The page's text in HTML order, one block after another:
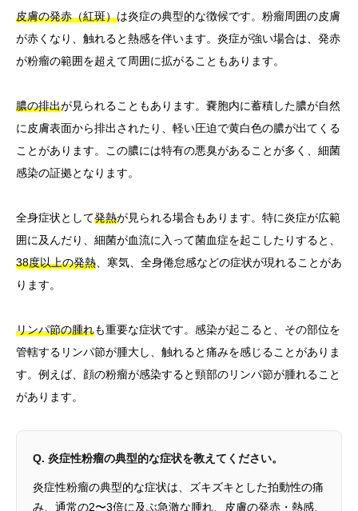
皮膚の発赤（紅斑）は炎症の典型的な徴候です。粉瘤周囲の皮膚
が赤くなり、触れると熱感を伴います。炎症が強い場合は、発赤
が粉瘤の範囲を超えて周囲に拡がることもあります。
膿の排出が見られることもあります。嚢胞内に蓄積した膿が自然
に皮膚表面から排出されたり、軽い圧迫で黄白色の膿が出てくる
ことがあります。この膿には特有の悪臭があることが多く、細菌
感染の証拠となります。
全身症状として発熱が見られる場合もあります。特に炎症が広範
囲に及んだり、細菌が血流に入って菌血症を起こしたりすると、
38度以上の発熱 、寒気、全身倦怠感などの症状が現れることがあ
ります。
リンパ節の腫れも重要な症状です。感染が起こると、その部位を
管轄するリンパ節が腫大し、触れると痛みを感じることがありま
す。例えば、顔の粉瘤が感染すると頸部のリンパ節が腫れること
があります。
Q. 炎症性粉瘤の典型的な症状を教えてください。
炎症性粉瘤の典型的な症状は、ズキズキとした拍動性の痛
み、通常の2〜3倍に及ぶ急激な腫れ、皮膚の発赤・熱感、